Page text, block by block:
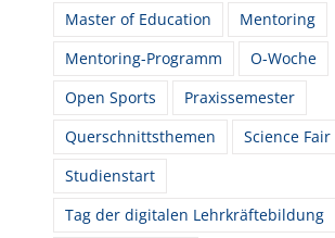
Master of Education
Mentoring
Mentoring-Programm
O-Woche
Open Sports
Praxissemester
Querschnittsthemen
Science Fair
Studienstart
Tag der digitalen Lehrkräftebildung